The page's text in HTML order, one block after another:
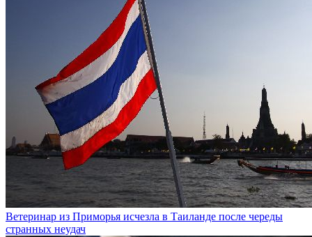
Ветеринар из Приморья исчезла в Таиланде после череды
странных неудач